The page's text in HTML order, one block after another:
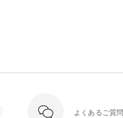
よくあるご質問